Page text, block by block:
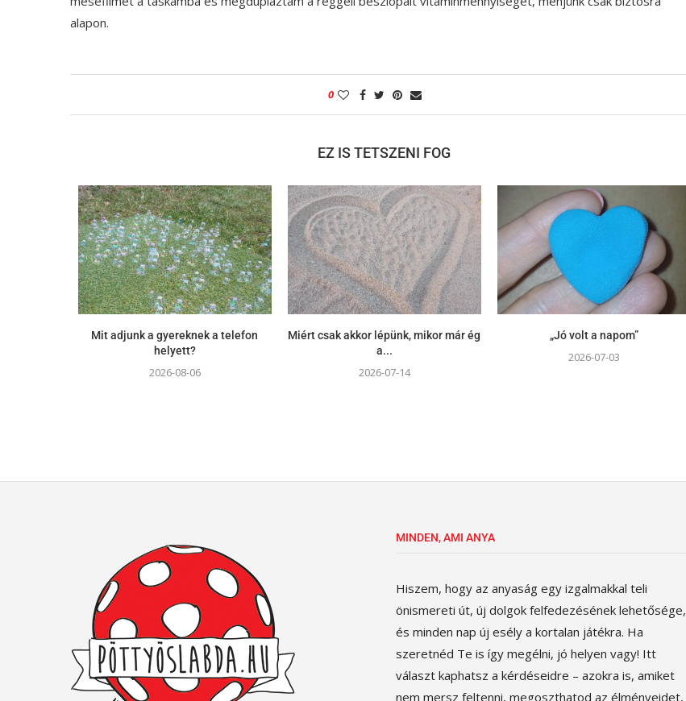
alapon.
0
EZ IS TETSZENI FOG
Mit adjunk a gyereknek a telefon
helyett?
2026-08-06
Miért csak akkor lépünk, mikor már ég
a...
2026-07-14
„Jó volt a napom”
2026-07-03
MINDEN, AMI ANYA
Hiszem, hogy az anyaság egy izgalmakkal teli
önismereti út, új dolgok felfedezésének lehetősége,
és minden nap új esély a kortalan játékra. Ha
szeretnéd Te is így megélni, jó helyen vagy! Itt
választ kaphatsz a kérdéseidre – azokra is, amiket
nem mersz feltenni, megoszthatod az élményeidet,